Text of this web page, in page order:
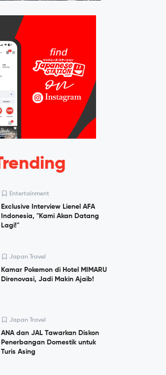
Entertainment
Exclusive Interview Lienel AFA
Indonesia, "Kami Akan Datang
Lagi!"
Japan Travel
Kamar Pokemon di Hotel MIMARU
Direnovasi, Jadi Makin Ajaib!
Japan Travel
ANA dan JAL Tawarkan Diskon
Penerbangan Domestik untuk
Turis Asing